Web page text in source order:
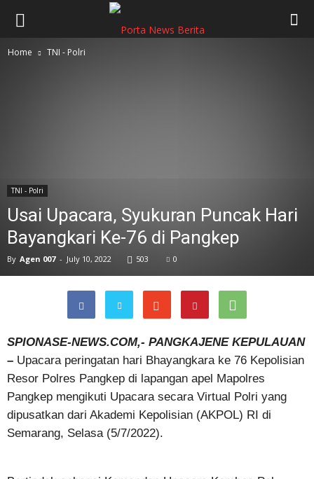
Home TNI - Polri
TNI - Polri
Usai Upacara, Syukuran Puncak Hari
Bayangkari Ke-76 di Pangkep
By Agen 007 - July 10, 2022 503 0
SPIONASE-NEWS.COM,- PANGKAJENE KEPULAUAN
– Upacara peringatan hari Bhayangkara ke 76 Kepolisian
Resor Polres Pangkep di lapangan apel Mapolres
Pangkep mengikuti Upacara secara Virtual Polri yang
dipusatkan dari Akademi Kepolisian (AKPOL) RI di
Semarang, Selasa (5/7/2022).